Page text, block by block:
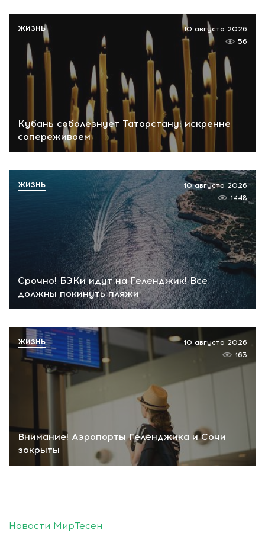
Кубань соболезнует Татарстану: искренне
сопереживаем
10 августа 2026
56
ЖИЗНЬ
Срочно! БЭКи идут на Геленджик! Все
должны покинуть пляжи
10 августа 2026
1448
ЖИЗНЬ
Внимание! Аэропорты Геленджика и Сочи
закрыты
10 августа 2026
163
ЖИЗНЬ
Новости МирТесен